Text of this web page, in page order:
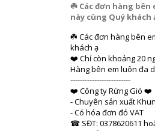
☘️ Các đơn hàng bên
này cùng Quý khách
☘️ Các đơn hàng bên
khách ạ
❤️ Chỉ còn khoảng 20
Hàng bên em luôn đa
-------------------------
❤️ Công ty Rừng Gió ❤️
- Chuyên sản xuất
- Có hóa đơn đỏ VAT
☎ SĐT: 0378620611